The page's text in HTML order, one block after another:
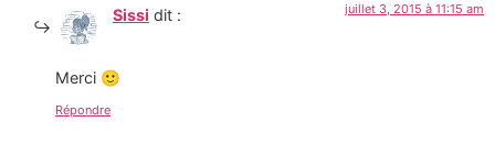
Sissi dit : juillet 3, 2015 à 11:15 am
Merci 🙂
Répondre